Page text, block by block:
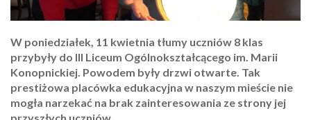
W poniedziałek, 11 kwietnia tłumy uczniów 8 klas
przybyły do III Liceum Ogólnokształcącego im. Marii
Konopnickiej. Powodem były drzwi otwarte. Tak
prestiżowa placówka edukacyjna w naszym mieście nie
mogła narzekać na brak zainteresowania ze strony jej